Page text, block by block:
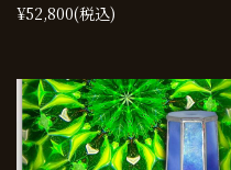
¥52,800(税込)